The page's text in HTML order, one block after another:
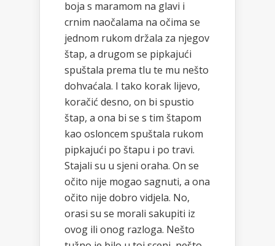
boja s maramom na glavi i
crnim naočalama na očima se
jednom rukom držala za njegov
štap, a drugom se pipkajući
spuštala prema tlu te mu nešto
dohvaćala. I tako korak lijevo,
koračić desno, on bi spustio
štap, a ona bi se s tim štapom
kao osloncem spuštala rukom
pipkajući po štapu i po travi.
Stajali su u sjeni oraha. On se
očito nije mogao sagnuti, a ona
očito nije dobro vidjela. No,
orasi su se morali sakupiti iz
ovog ili onog razloga. Nešto